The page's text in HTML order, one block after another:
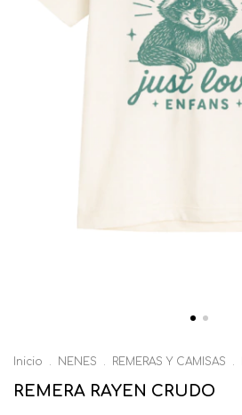
Inicio NENES REMERAS Y CAMISAS
REMERA RAYEN CRUDO